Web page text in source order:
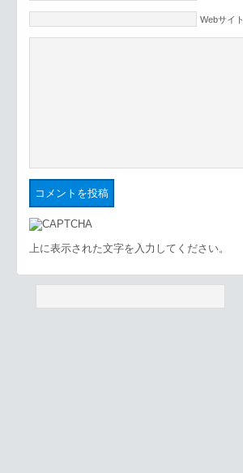
Webサイト
上に表示された文字を入力してください。